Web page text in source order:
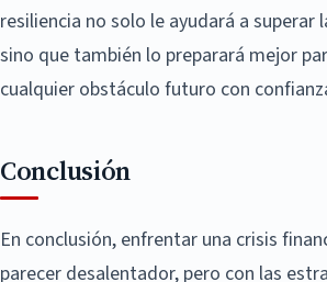
resiliencia no solo le ayudará a superar
sino que también lo preparará mejor
cualquier obstáculo futuro con
Conclusión
En conclusión, enfrentar una crisis
parecer desalentador, pero con las